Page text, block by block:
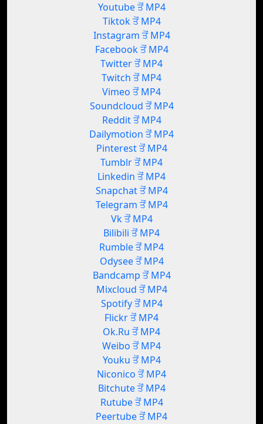
Youtube ਤੋਂ MP4
Tiktok ਤੋਂ MP4
Instagram ਤੋਂ MP4
Facebook ਤੋਂ MP4
Twitter ਤੋਂ MP4
Twitch ਤੋਂ MP4
Vimeo ਤੋਂ MP4
Soundcloud ਤੋਂ MP4
Reddit ਤੋਂ MP4
Dailymotion ਤੋਂ MP4
Pinterest ਤੋਂ MP4
Tumblr ਤੋਂ MP4
Linkedin ਤੋਂ MP4
Snapchat ਤੋਂ MP4
Telegram ਤੋਂ MP4
Vk ਤੋਂ MP4
Bilibili ਤੋਂ MP4
Rumble ਤੋਂ MP4
Odysee ਤੋਂ MP4
Bandcamp ਤੋਂ MP4
Mixcloud ਤੋਂ MP4
Spotify ਤੋਂ MP4
Flickr ਤੋਂ MP4
Ok.Ru ਤੋਂ MP4
Weibo ਤੋਂ MP4
Youku ਤੋਂ MP4
Niconico ਤੋਂ MP4
Bitchute ਤੋਂ MP4
Rutube ਤੋਂ MP4
Peertube ਤੋਂ MP4